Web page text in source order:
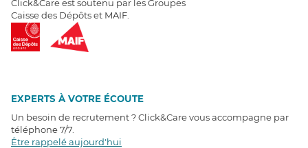
Click&Care est soutenu par les Groupes
Caisse des Dépôts et MAIF.
EXPERTS À VOTRE ÉCOUTE
Un besoin de recrutement ? Click&Care vous accompagne par
téléphone 7/7
Être rappelé aujourd'hui